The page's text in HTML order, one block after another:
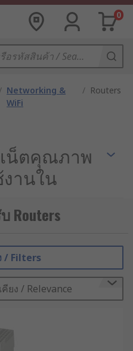
0
Networking &
WiFi
/ Routers
เน็ตคุณภาพ
านใน
ง (M2M
จหลักของการดำเนิน
ข่ายจึงต้องมีความ
ลอดเวลา “เราเตอร์
ที่ใช้งานในโรงงานจึง
เฉพาะทาง และ
ในระบบต้องการ
Routers
/ Filters
ยง / Relevance